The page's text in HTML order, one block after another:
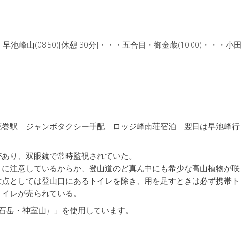
池峰山(08:50)[休憩 30分]・・・五合目・御金蔵(10:00)・・・小田
巻駅 ジャンボタクシー手配 ロッジ峰南荘宿泊 翌日は早池峰行
り、双眼鏡で常時監視されていた。
注意しているからか、登山道のど真ん中にも希少な高山植物が咲
としては登山口にあるトイレを除き、用を足すときは必ず携帯ト
レが売られている。
・神室山）」を使用しています。